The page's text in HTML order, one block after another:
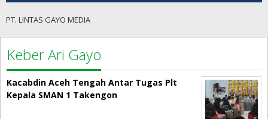
PT. LINTAS GAYO MEDIA
Keber Ari Gayo
Kacabdin Aceh Tengah Antar Tugas Plt
Kepala SMAN 1 Takengon